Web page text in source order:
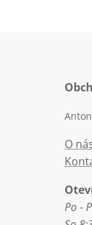
O
Po -